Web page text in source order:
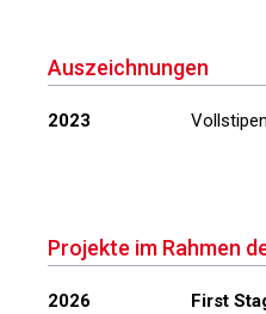
Auszeichnungen
2023
Projekte im Rahmen
2026
First